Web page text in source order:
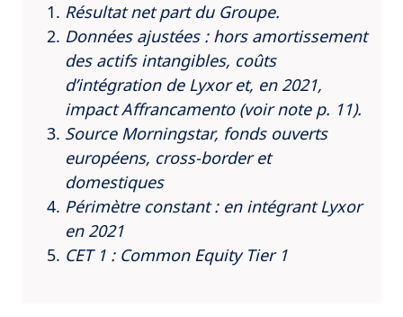
Résultat net part du Groupe.
Données ajustées : hors amortissement
des actifs intangibles, coûts
d’intégration de Lyxor et, en 2021,
impact Affrancamento (voir note p. 11).
Source Morningstar, fonds ouverts
européens, cross-border et
domestiques
Périmètre constant : en intégrant Lyxor
en 2021
CET 1 : Common Equity Tier 1